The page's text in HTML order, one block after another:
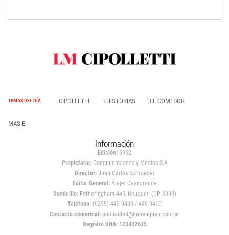
TEMAS DEL DÍA CIPOLLETTI +HISTORIAS EL COMEDOR
MAS E
Información
Edición: 6952
Propietario:Comunicaciones y Medios S.A
Director: Juan Carlos Schroeder
Editor General:Ángel Casagrande
Domicilio:Fotheringham 445, Neuquén (CP 8300)
Teléfono: (0299) 449 0400 / 449 0410
Contacto comercial: publicidad@lmneuquen.com.ar
Registro DNA: 123442625